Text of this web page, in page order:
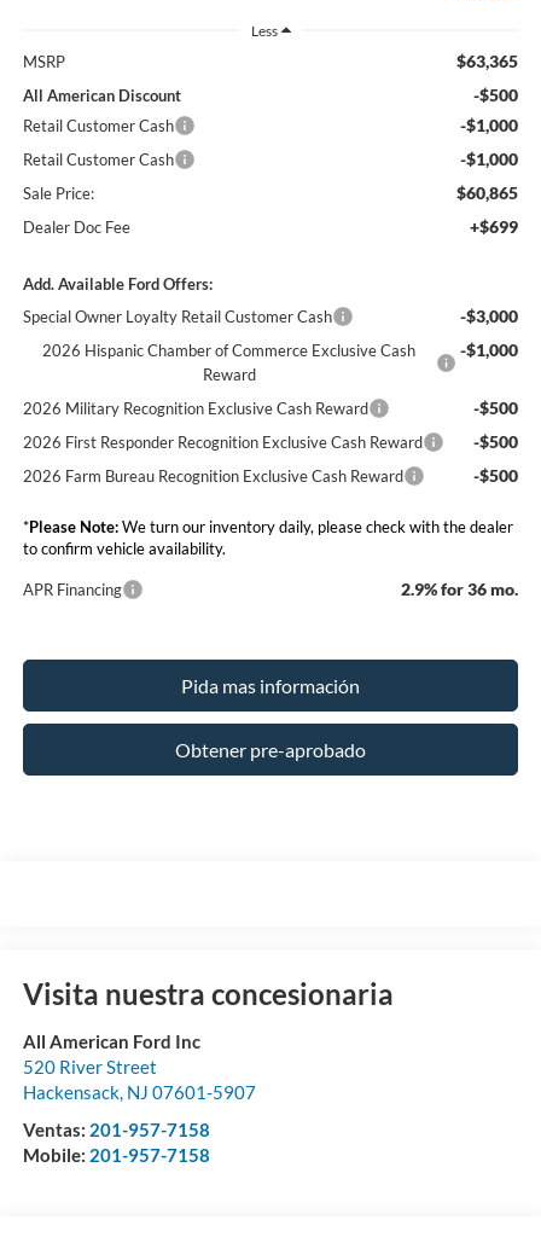
Less
MSRP $63,365
All American Discount -$500
Retail Customer Cash -$1,000
Retail Customer Cash -$1,000
Sale Price: $60,865
Dealer Doc Fee +$699
Add. Available Ford Offers:
Special Owner Loyalty Retail Customer Cash
-$3,000
2026 Hispanic Chamber of Commerce Exclusive Cash
Reward
-$1,000
2026 Military Recognition Exclusive Cash Reward -$500
2026 First Responder Recognition Exclusive Cash Reward -$500
2026 Farm Bureau Recognition Exclusive Cash Reward -$500
*Please Note:We turn our inventory daily, please check with the dealer
to confirm vehicle availability.
APR Financing 2.9% for 36 mo.
Pida mas información
Obtener pre-aprobado
Visita nuestra concesionaria
All American Ford Inc
520 River Street
Hackensack, NJ 07601-5907
Ventas: 201-957-7158
Mobile: 201-957-7158